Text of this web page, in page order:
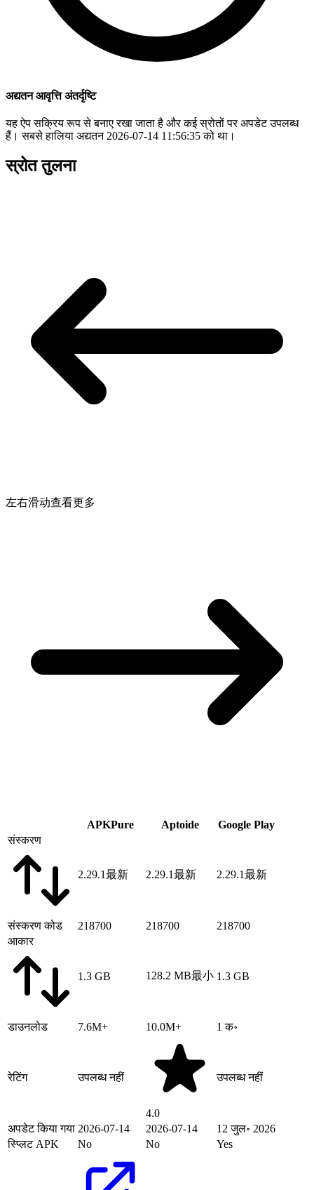
अद्यतन आवृत्ति अंतर्दृष्टि
यह ऐप सक्रिय रूप से बनाए रखा जाता है और कई स्रोतों पर अपडेट उपलब्ध
हैं। सबसे हालिया अद्यतन 2026-07-14 11:56:35 को था।
स्रोत तुलना
左右滑动查看更多
APKPure Aptoide
Google Play
संस्करण
2.29.1最新 2.29.1最新 2.29.1最新
संस्करण कोड 218700 218700
218700
आकार
1.3 GB 128.2 MB最小 1.3 GB
डाउनलोड 7.6M+ 10.0M+ 1 क॰
रेटिंग उपलब्ध नहीं
4.0
उपलब्ध नहीं
अपडेट किया गया 2026-07-14 2026-07-14
12 जुल॰ 2026
स्प्लिट APK
No No Yes